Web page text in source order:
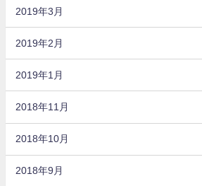
2019年3月
2019年2月
2019年1月
2018年11月
2018年10月
2018年9月